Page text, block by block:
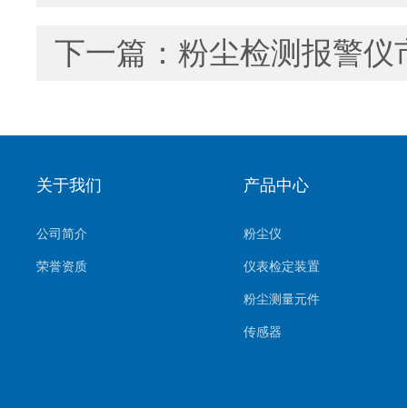
下一篇： 粉尘检测报警仪
关于我们
公司简介
荣誉资质
产品中心
粉尘仪
仪表检定装置
粉尘测量元件
传感器